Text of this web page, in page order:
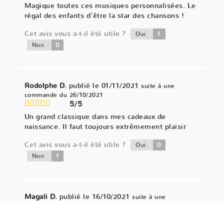
Magique toutes ces musiques personnalisées. Le
régal des enfants d'être la star des chansons !
Cet avis vous a-t-il été utile ?
Oui 1
Non 0
Rodolphe D. publié le 01/11/2021 suite à une
commande du 26/10/2021
5/5
Un grand classique dans mes cadeaux de
naissance. Il faut toujours extrêmement plaisir
Cet avis vous a-t-il été utile ?
Oui 0
Non 1
Magali D. publié le 16/10/2021 suite à une